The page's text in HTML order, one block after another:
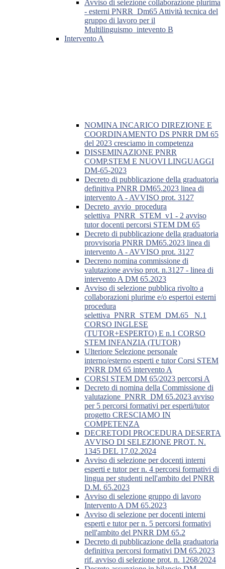
Avviso di selezione collaborazione plurima
- esterni PNRR_Dm65 Attività tecnica del
gruppo di lavoro per il
Multilinguismo_intevento B
Intervento A
NOMINA INCARICO DIREZIONE E
COORDINAMENTO DS PNRR DM 65
del 2023 cresciamo in competenza
DISSEMINAZIONE PNRR
COMP.STEM E NUOVI LINGUAGGI
DM-65-2023
Decreto di pubblicazione della graduatoria
definitiva PNRR DM65.2023 linea di
intervento A - AVVISO prot. 3127
Decreto_avvio_procedura
selettiva_PNRR_STEM_v1 - 2 avviso
tutor docenti percorsi STEM DM 65
Decreto di pubblicazione della graduatoria
provvisoria PNRR DM65.2023 linea di
intervento A - AVVISO prot. 3127
Decreno nomina commissione di
valutazione avviso prot. n.3127 - linea di
intervento A DM 65.2023
Avviso di selezione pubblica rivolto a
collaborazioni plurime e/o espertoi esterni
procedura
selettiva_PNRR_STEM_DM.65_ N.1
CORSO INGLESE
(TUTOR+ESPERTO) E n.1 CORSO
STEM INFANZIA (TUTOR)
Ulteriore Selezione personale
interno/esterno esperti e tutor Corsi STEM
PNRR DM 65 intervento A
CORSI STEM DM 65/2023 percorsi A
Decreto di nomina della Commissione di
valutazione_PNRR_DM 65.2023 avviso
per 5 percorsi formativi per esperti/tutor
progetto CRESCIAMO IN
COMPETENZA
DECRETODI PROCEDURA DESERTA
AVVISO DI SELEZIONE PROT. N.
1345 DEL 17.02.2024
Avviso di selezione per docenti interni
esperti e tutor per n. 4 percorsi formativi di
lingua per studenti nell'ambito del PNRR
D.M. 65.2023
Avviso di selezione gruppo di lavoro
Intervento A DM 65.2023
Avviso di selezione per docenti interni
esperti e tutor per n. 5 percorsi formativi
nell'ambito del PNRR DM 65.2
Decreto di pubblicazione della graduatoria
definitiva percorsi formativi DM 65.2023
rif. avviso di selezione prot. n. 1268/2024